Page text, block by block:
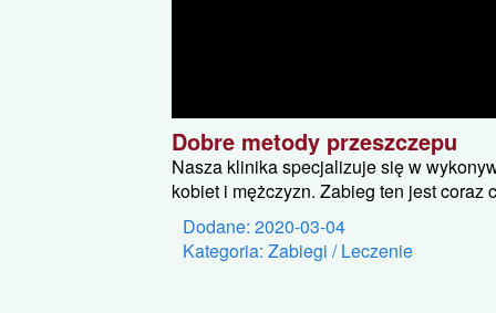
Dobre metody przeszczepu
Nasza klinika specjalizuje się w
kobiet i mężczyzn. Zabieg ten jest
Dodane: 2020-03-04
Kategoria: Zabiegi / Leczenie